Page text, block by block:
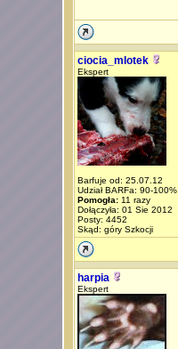
ciocia_mlotek
Ekspert
Barfuje od: 25.07.12
Udział BARFa: 90-100%
Pomogła:11 razy
Dołączyła: 01 Sie 2012
Posty: 4452
Skąd: góry Szkocji
harpia
Ekspert